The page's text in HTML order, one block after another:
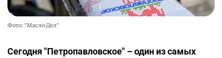
Фото: "Масло-Дел"
Сегодня "Петропавловское" – один из самых